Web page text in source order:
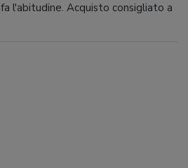
l'abitudine. Acquisto consigliato a